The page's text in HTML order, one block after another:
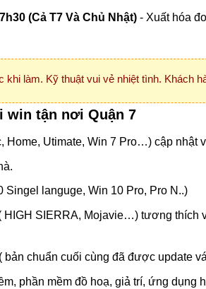
(Cả T7 Và Chủ Nhật) - Xuất hóa
làm. Kỹ thuật vui vẻ nhiệt tình. Khách
win tận nơi Quận 7
Utimate, Win 7 Pro…) cập nhật
languge, Win 10 Pro, Pro N..)
HIGH SIERRA, Mojavie…) tương thích
chuẩn cuối cùng đã được update
phần mềm đồ hoạ, giả trí, ứng dụng